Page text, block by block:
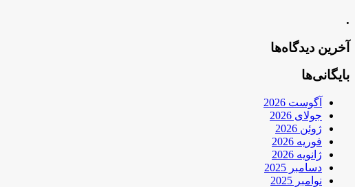
.
آخرین دیدگاه‌ها
بایگانی‌ها
آگوست 2026
جولای 2026
ژوئن 2026
فوریه 2026
ژانویه 2026
دسامبر 2025
نوامبر 2025